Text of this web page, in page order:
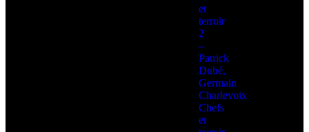
et
terroir
2
–
Patrick
Dubé,
Germain
Charlevoix
Chefs
et